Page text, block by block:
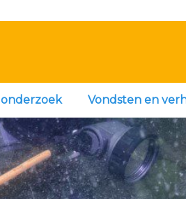
Vondsten en